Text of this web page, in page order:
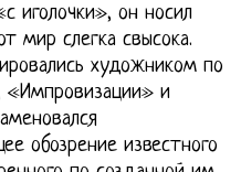
иголочки», он носил
мир слегка свысока.
художником по
и
обозрение известного